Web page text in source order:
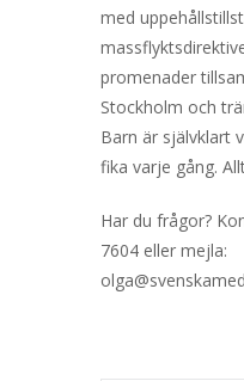
med
promenader
Stockholm och
Barn är självklart
fika varje gång.
Har du frågor?
7604 eller mejla: